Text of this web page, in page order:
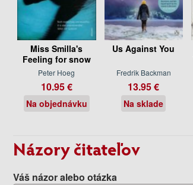
Miss Smilla's
Feeling for snow
Peter Hoeg
10.95 €
Na objednávku
Us Against You
Fredrik Backman
13.95 €
Na sklade
Názory čitateľov
Váš názor alebo otázka